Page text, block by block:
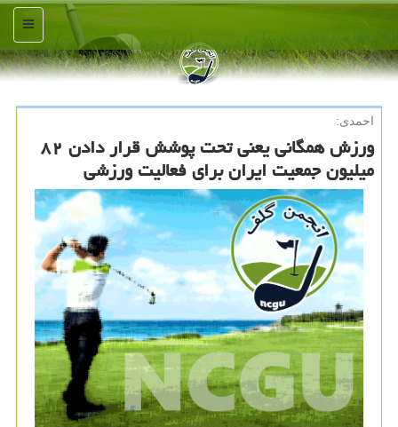
منو
احمدی:
ورزش همگانی یعنی تحت پوشش قرار دادن ۸۲
میلیون جمعیت ایران برای فعالیت ورزشی